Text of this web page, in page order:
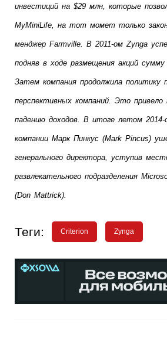
инвестиций на $29 млн, которые
MyMiniLife, на тот момет только
менджер Farmville. В 2011-ом Zynga
подняв в ходе размещения акций
Затем компания продолжила политику
перспективных компаний. Это привело
падению доходов. В итоге летом 2014-
компании Марк Пинкус (Mark Pincus)
генерального директора, уступив
развлекательного подразделения
(Don Mattrick).
Теги: Criterion Zynga